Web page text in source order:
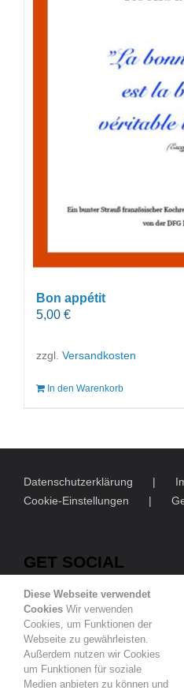
Bon appétit
5,00 €
zzgl. Versandkosten
In den Warenkorb
Datenschutzerklärung
Cookie-Einstellungen
GET SOCIAL
© Copyright2026 | Deutsch-
Diese Webseite verwendet
Cookies Wir verwenden
Cookies, um Funktionen der
Webseite zu gewährleisten.
Außerdem nutzen wir Cookies
um Funktionen für soziale
Medien anbieten zu können und